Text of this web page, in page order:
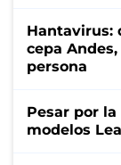
Hantavirus:
cepa
persona
Pesar por
modelos